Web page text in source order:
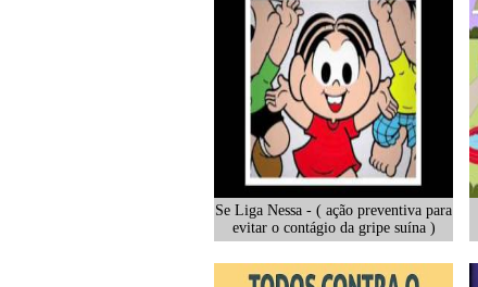
Se Liga Nessa - ( ação preventiva para
evitar o contágio da gripe suína )